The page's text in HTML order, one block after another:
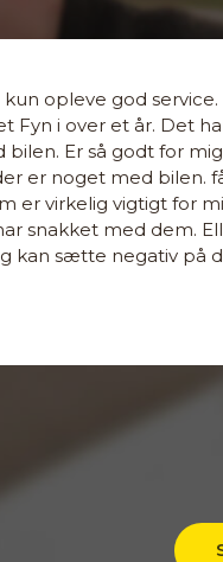
kun opleve god
Fyn i over et år. Det
Er så godt for
er noget med bilen.
er virkelig vigtigt for
snakket med dem.
kan sætte negativ på